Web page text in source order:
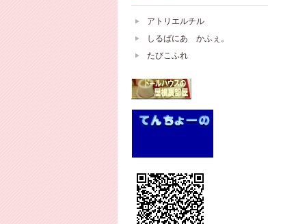
アトリエルチル
しるばにあ かふぇ。
たびこふれ